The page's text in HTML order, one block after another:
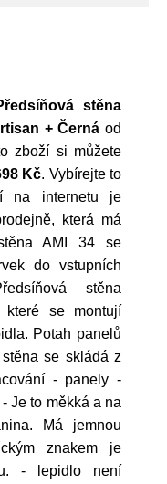
stěna
+ Černá od
zboží si můžete
Kč. Vybírejte to
na internetu je
která má
AMI 34 se
do vstupních
stěna
které se montují
Potah panelů
se skládá z
- panely -
Je to měkká a na
Má jemnou
znakem je
- lepidlo není